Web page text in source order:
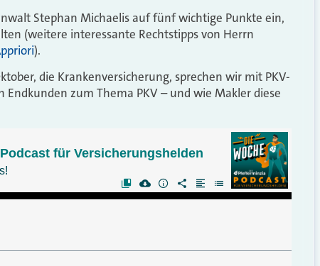
Stephan Michaelis auf fünf wichtige Punkte ein,
(weitere interessante Rechtstipps von Herrn
).
die Krankenversicherung, sprechen wir mit PKV-
zum Thema PKV – und wie Makler diese